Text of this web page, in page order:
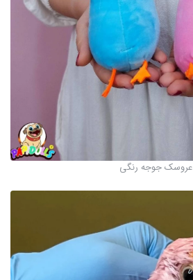
عروسک جوجه رنگی